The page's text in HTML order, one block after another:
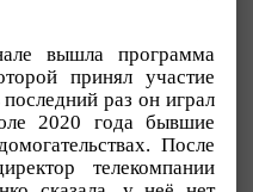
вышла программа
принял участие
раз он играл
2020 года бывшие
После
телекомпании